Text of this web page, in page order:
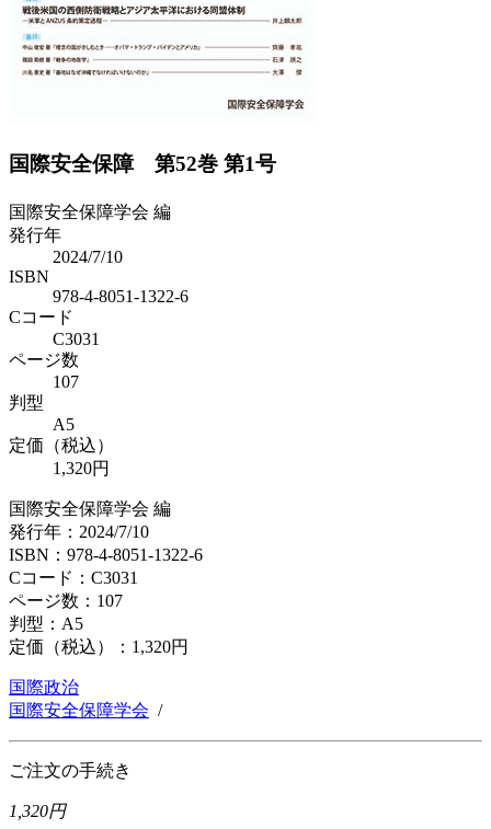
国際安全保障 第52巻 第1号
国際安全保障学会 編
発行年
2024/7/10
ISBN
978-4-8051-1322-6
Cコード
C3031
ページ数
107
判型
A5
定価（税込）
1,320円
国際安全保障学会 編
発行年：2024/7/10
ISBN：978-4-8051-1322-6
Cコード：C3031
ページ数：107
判型：A5
定価（税込）： 1,320円
国際政治
国際安全保障学会 /
ご注文の手続き
1,320円